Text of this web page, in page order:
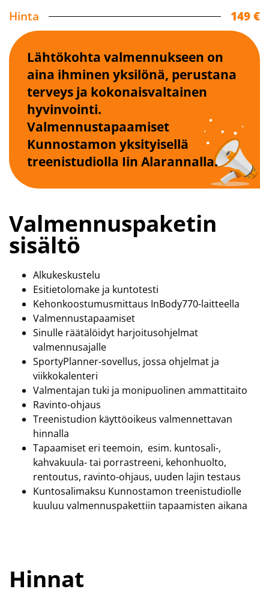
Hinta 149 €
Lähtökohta valmennukseen on
aina ihminen yksilönä, perustana
terveys ja kokonaisvaltainen
hyvinvointi.
Valmennustapaamiset
Kunnostamon yksityisellä
treenistudiolla Iin Alarannalla.
Valmennuspaketin
sisältö
Alkukeskustelu
Esitietolomake ja kuntotesti
Kehonkoostumusmittaus InBody770-laitteella
Valmennustapaamiset
Sinulle räätälöidyt harjoitusohjelmat
valmennusajalle
SportyPlanner-sovellus, jossa ohjelmat ja
viikkokalenteri
Valmentajan tuki ja monipuolinen ammattitaito
Ravinto-ohjaus
Treenistudion käyttöoikeus valmennettavan
hinnalla
Tapaamiset eri teemoin, esim. kuntosali-,
kahvakuula- tai porrastreeni, kehonhuolto,
rentoutus, ravinto-ohjaus, uuden lajin testaus
Kuntosalimaksu Kunnostamon treenistudiolle
kuuluu valmennuspakettiin tapaamisten aikana
Hinnat